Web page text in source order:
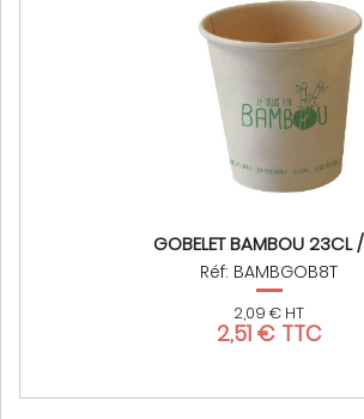
GOBELET BAMBOU 23CL
Réf: BAMBGOB8T
2,09 € HT
2,51 € TTC